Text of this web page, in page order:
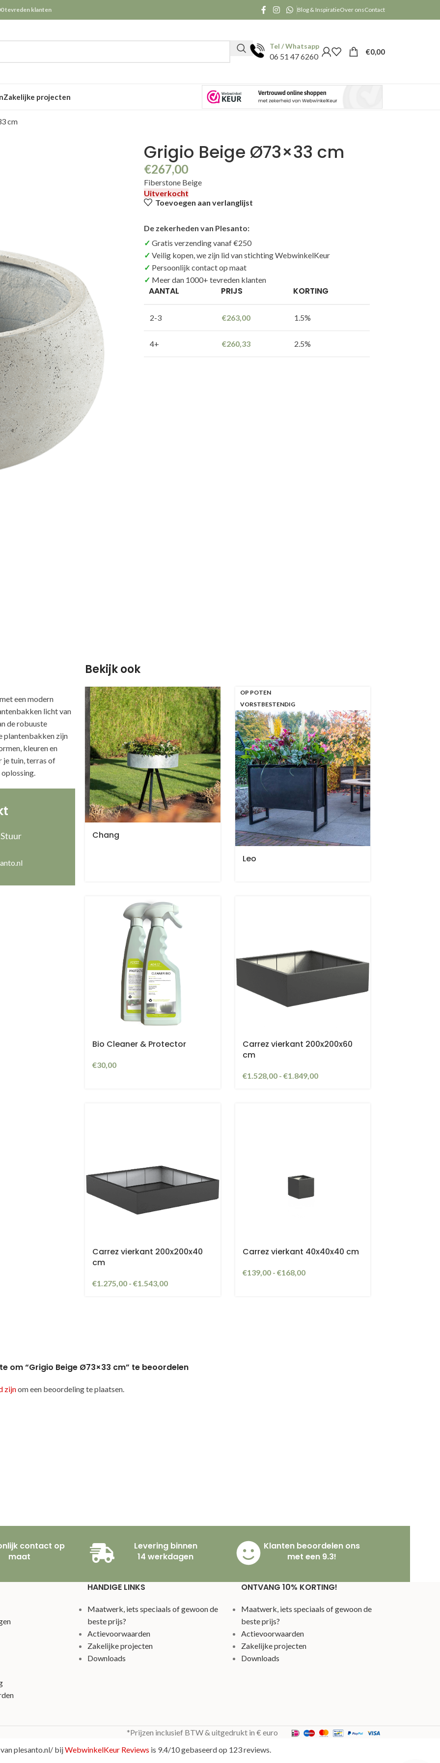
tevreden klanten Blog & InspiratieOver onsContact
Tel / Whatsapp
06 51 47 6260
€0,00
Zakelijke projecten
cm
Grigio Beige Ø73×33 cm
€267,00
Fiberstone Beige
Uitverkocht
Toevoegen aan verlanglijst
De zekerheden van Plesanto:
Gratis verzending vanaf €250
Veilig kopen, we zijn lid van stichting WebwinkelKeur
Persoonlijk contact op maat
Meer dan 1000+ tevreden klanten
AANTAL PRIJS KORTING
2-3 €263,00 1.5%
4+ €260,33 2.5%
een modern
licht van
de robuuste
plantenbakken zijn
kleuren en
je tuin, terras of
Bekijk ook
Chang
OP POTEN
VORSTBESTENDIG
Leo
Bio Cleaner & Protector
€30,00
Carrez vierkant 200x200x60
cm
€1.528,00 - €1.849,00
Carrez vierkant 200x200x40
cm
€1.275,00 - €1.543,00
Carrez vierkant 40x40x40 cm
€139,00 - €168,00
om “Grigio Beige Ø73×33 cm” te beoordelen
zijnom een beoordeling te plaatsen.
contact op
maat
Levering binnen
14 werkdagen
Klanten beoordelen ons
met een 9.3!
HANDIGE LINKS
Maatwerk, iets speciaals of gewoon de
beste prijs?
Actievoorwaarden
Zakelijke projecten
Downloads
ONTVANG 10% KORTING!
Maatwerk, iets speciaals of gewoon de
beste prijs?
Actievoorwaarden
Zakelijke projecten
Downloads
*Prijzen inclusief BTW & uitgedrukt in € euro
plesanto.nl/ bijWebwinkelKeur Reviews is 9.4/10 gebaseerd op 123 reviews.